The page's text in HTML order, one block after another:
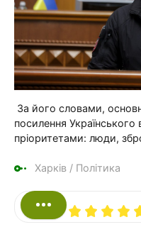
За його словами,
посилення Українського
пріоритетами: люди,
Харків / Політика